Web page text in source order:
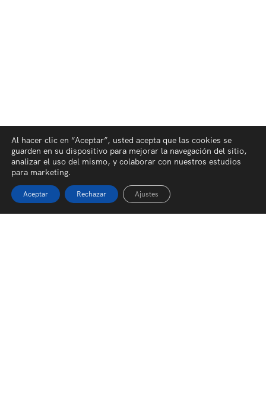
Al hacer clic en “Aceptar”, usted acepta que las cookies se
guarden en su dispositivo para mejorar la navegación del sitio,
analizar el uso del mismo, y colaborar con nuestros estudios
para marketing.
Aceptar Rechazar Ajustes